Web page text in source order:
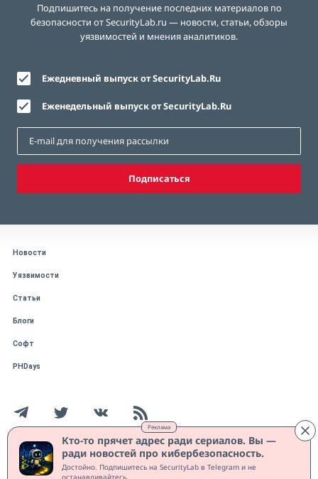
Реклама
Кто-то прячет адрес ради сериалов. Вы —
ради новостей про кибербезопасность.
Достойно. Подпишитесь на SecurityLab в Telegram и не
останавливайтесь.
Подпишитесь на получение последних материалов по
безопасности от SecurityLab.ru — новости, статьи, обзоры
уязвимостей и мнения аналитиков.
Ежедневный выпуск от SecurityLab.Ru
Еженедельный выпуск от SecurityLab.Ru
Подписаться
Новости
Уязвимости
Статьи
Блоги
Софт
PHDays
Работает на CMS "1С-Битрикс: Управление сайтом"
Защищено CURATOR